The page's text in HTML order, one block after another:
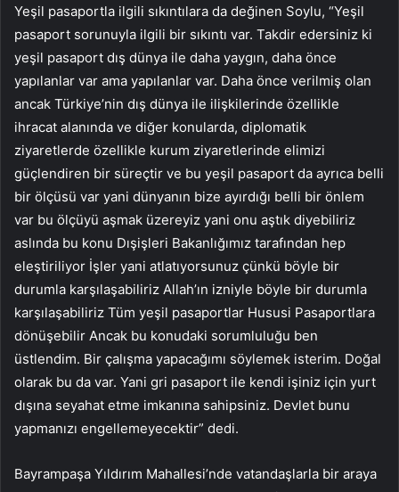
Yeşil pasaportla ilgili sıkıntılara da değinen Soylu, “Yeşil
pasaport sorunuyla ilgili bir sıkıntı var. Takdir edersiniz ki
yeşil pasaport dış dünya ile daha yaygın, daha önce
yapılanlar var ama yapılanlar var. Daha önce verilmiş olan
ancak Türkiye’nin dış dünya ile ilişkilerinde özellikle
ihracat alanında ve diğer konularda, diplomatik
ziyaretlerde özellikle kurum ziyaretlerinde elimizi
güçlendiren bir süreçtir ve bu yeşil pasaport da ayrıca belli
bir ölçüsü var yani dünyanın bize ayırdığı belli bir önlem
var bu ölçüyü aşmak üzereyiz yani onu aştık diyebiliriz
aslında bu konu Dışişleri Bakanlığımız tarafından hep
eleştiriliyor İşler yani atlatıyorsunuz çünkü böyle bir
durumla karşılaşabiliriz Allah’ın izniyle böyle bir durumla
karşılaşabiliriz Tüm yeşil pasaportlar Hususi Pasaportlara
dönüşebilir Ancak bu konudaki sorumluluğu ben
üstlendim. Bir çalışma yapacağımı söylemek isterim. Doğal
olarak bu da var. Yani gri pasaport ile kendi işiniz için yurt
dışına seyahat etme imkanına sahipsiniz. Devlet bunu
yapmanızı engellemeyecektir” dedi.
Bayrampaşa Yıldırım Mahallesi’nde vatandaşlarla bir araya